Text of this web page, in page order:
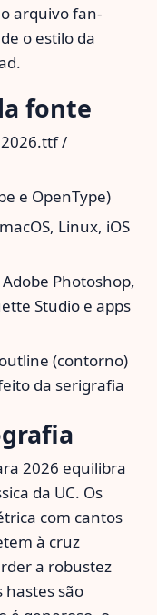
arquivo fan-
o estilo da
fonte
/
e OpenType)
Linux, iOS
Adobe Photoshop,
Studio e apps
(contorno)
da serigrafia
2026 equilibra
da UC. Os
com cantos
à cruz
a robustez
hastes são